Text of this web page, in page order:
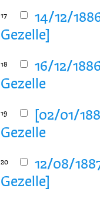
17
14/12/
Gezelle]
18
16/12/
Gezelle
19
[02/01/
Gezelle
20
12/08/
Gezelle]